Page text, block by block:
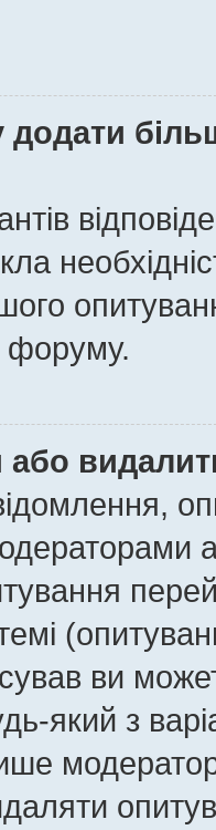
форуму.
або
ви
який з